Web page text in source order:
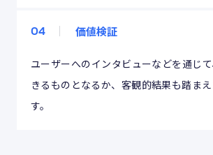
04 価値検証
ユーザーへのインタビューなどを通じ
きるものとなるか、客観的結果も踏ま
す。